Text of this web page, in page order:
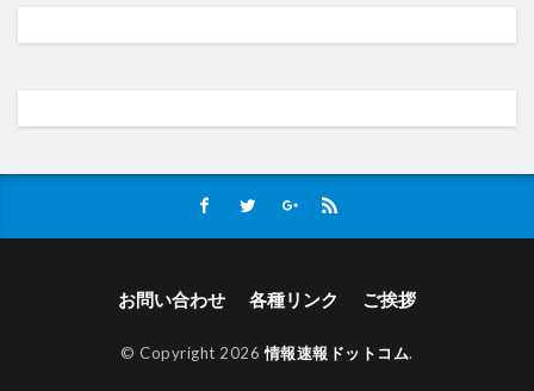
お問い合わせ 各種リンク ご挨拶
© Copyright 2026情報速報ドットコム.